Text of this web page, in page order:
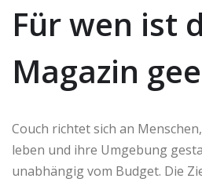
Für wen ist
Magazin
Couch richtet sich an
leben und ihre Umgebung
unabhängig vom Budget. Die